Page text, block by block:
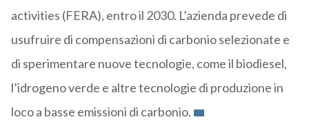
activities (FERA), entro il 2030. L’azienda prevede di
usufruire di compensazioni di carbonio selezionate e
di sperimentare nuove tecnologie, come il biodiesel,
l’idrogeno verde e altre tecnologie di produzione in
loco a basse emissioni di carbonio.